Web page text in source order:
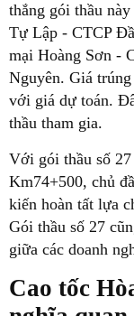
thắng gói thầu
Tự Lập - CTCP
mại Hoàng Sơn -
Nguyên. Giá
với giá dự toán.
thầu tham gia.
Với gói thầu số
Km74+500, chủ
kiến hoàn tất lựa
Gói thầu số 27
giữa các doanh
Cao tốc